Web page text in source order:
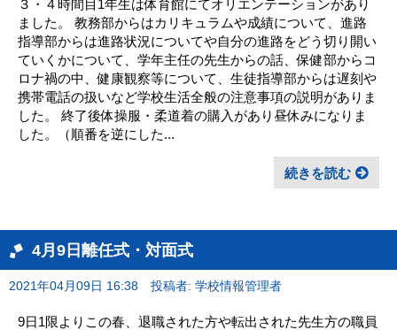
３・４時間目1年生は体育館にてオリエンテーションがあり
ました。 教務部からはカリキュラムや成績について、進路
指導部からは進路状況についてや自分の進路をどう切り開い
ていくかについて、学年主任の先生からの話、保健部からコ
ロナ禍の中、健康観察等について、生徒指導部からは遅刻や
携帯電話の扱いなど学校生活全般の注意事項の説明がありま
した。 終了後体操服・柔道着の購入があり昼休みになりま
した。（順番を逆にした...
続きを読む
4月9日離任式・対面式
2021年04月09日 16:38 投稿者: 学校情報管理者
9日1限よりこの春、退職された方や転出された先生方の職員